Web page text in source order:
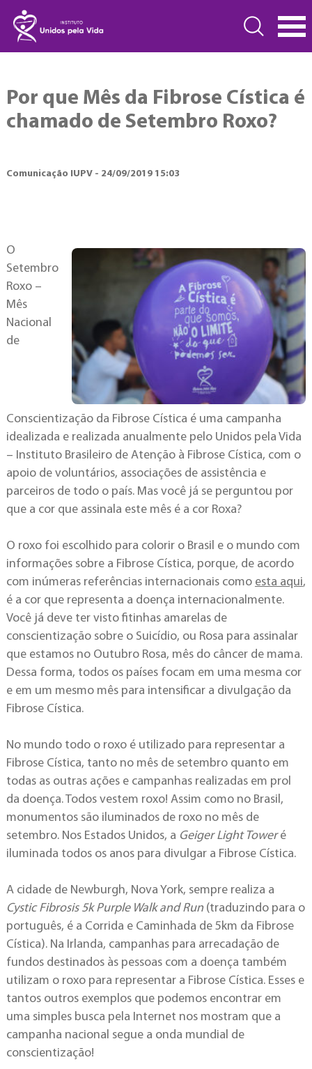
Por que Mês da Fibrose Cística é
chamado de Setembro Roxo?
Comunicação IUPV - 24/09/2019 15:03
O
Setembro
Roxo –
Mês
Nacional
de
Conscientização da Fibrose Cística é uma campanha
idealizada e realizada anualmente pelo Unidos pela Vida
– Instituto Brasileiro de Atenção à Fibrose Cística, com o
apoio de voluntários, associações de assistência e
parceiros de todo o país. Mas você já se perguntou por
que a cor que assinala este mês é a cor Roxa?
O roxo foi escolhido para colorir o Brasil e o mundo com
informações sobre a Fibrose Cística, porque, de acordo
com inúmeras referências internacionais como esta aqui,
é a cor que representa a doença internacionalmente.
Você já deve ter visto fitinhas amarelas de
conscientização sobre o Suicídio, ou Rosa para assinalar
que estamos no Outubro Rosa, mês do câncer de mama.
Dessa forma, todos os países focam em uma mesma cor
e em um mesmo mês para intensificar a divulgação da
Fibrose Cística.
No mundo todo o roxo é utilizado para representar a
Fibrose Cística, tanto no mês de setembro quanto em
todas as outras ações e campanhas realizadas em prol
da doença. Todos vestem roxo! Assim como no Brasil,
monumentos são iluminados de roxo no mês de
setembro. Nos Estados Unidos, a Geiger Light Toweré
iluminada todos os anos para divulgar a Fibrose Cística.
A cidade de Newburgh, Nova York, sempre realiza a
Cystic Fibrosis 5k Purple Walk and Run (traduzindo para o
português, é a Corrida e Caminhada de 5km da Fibrose
Cística). Na Irlanda, campanhas para arrecadação de
fundos destinados às pessoas com a doença também
utilizam o roxo para representar a Fibrose Cística. Esses e
tantos outros exemplos que podemos encontrar em
uma simples busca pela Internet nos mostram que a
campanha nacional segue a onda mundial de
conscientização!